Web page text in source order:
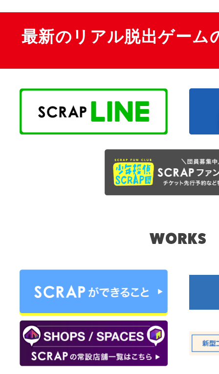
最新のリアル脱出ゲーム